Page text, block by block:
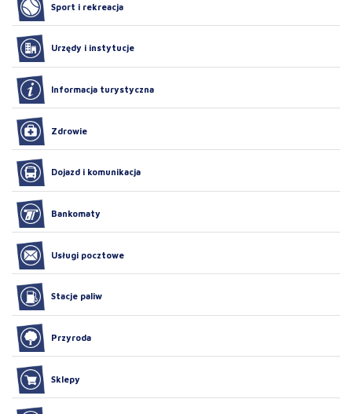
Sport i rekreacja
Urzędy i instytucje
Informacja turystyczna
Zdrowie
Dojazd i komunikacja
Bankomaty
Usługi pocztowe
Stacje paliw
Przyroda
Sklepy